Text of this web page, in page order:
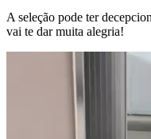
A seleção pode ter
vai te dar muita alegria!